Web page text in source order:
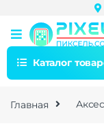
Каталог
Главная